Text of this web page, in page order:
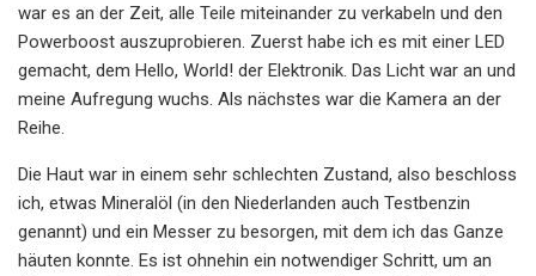
war es an der Zeit, alle Teile miteinander zu verkabeln und den
Powerboost auszuprobieren. Zuerst habe ich es mit einer LED
gemacht, dem Hello, World! der Elektronik. Das Licht war an und
meine Aufregung wuchs. Als nächstes war die Kamera an der
Reihe.
Die Haut war in einem sehr schlechten Zustand, also beschloss
ich, etwas Mineralöl (in den Niederlanden auch Testbenzin
genannt) und ein Messer zu besorgen, mit dem ich das Ganze
häuten konnte. Es ist ohnehin ein notwendiger Schritt, um an